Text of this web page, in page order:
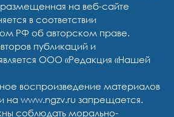
на веб-сайте
в соответствии
РФ об авторском праве.
публикаций и
ООО «Редакция «Нашей
воспроизведение материалов
на www.ngzv.ru запрещается.
соблюдать морально-